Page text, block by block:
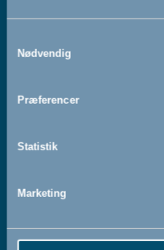
Nødvendig
Præferencer
Statistik
Marketing